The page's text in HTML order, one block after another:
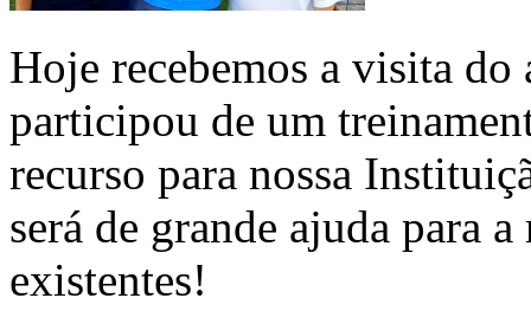
Hoje recebemos a visita
participou de um
recurso para nossa
será de grande ajuda para
existentes!